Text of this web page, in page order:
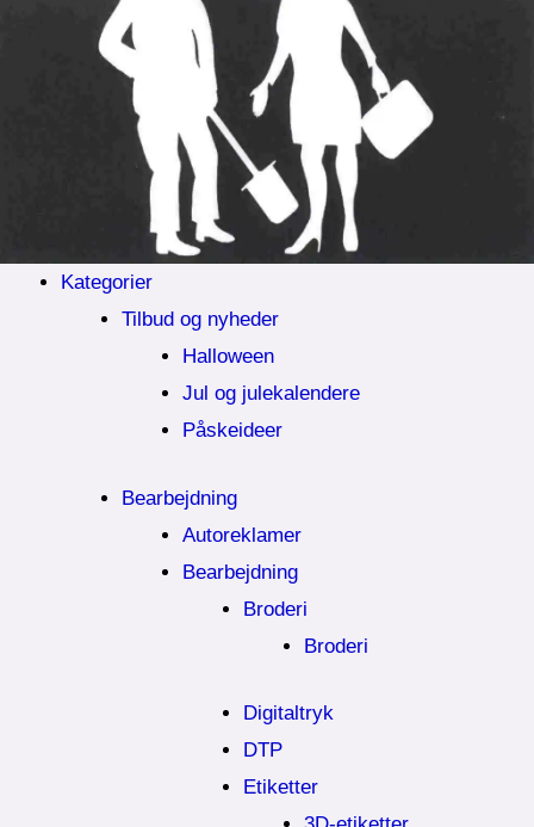
Kategorier
Tilbud og nyheder
Halloween
Jul og julekalendere
Påskeideer
Bearbejdning
Autoreklamer
Bearbejdning
Broderi
Broderi
Digitaltryk
DTP
Etiketter